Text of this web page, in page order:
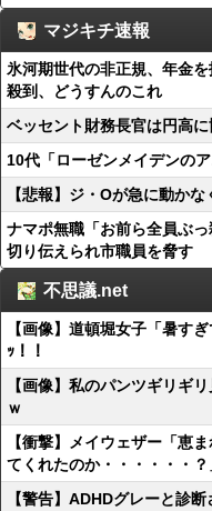
マジキチ速報
氷河期世代の非正規、年金
殺到、どうすんのこれ
ベッセント財務長官は円高
10代「ローゼンメイデンの
【悲報】ジ・Oが急に動かな
ナマポ無職「お前ら全員ぶ
切り伝えられ市職員を脅す
不思議.net
【画像】道頓堀女子「暑す
ｯ！！
【画像】私のパンツギリギ
ｗ
【衝撃】メイウェザー「恵
てくれたのか・・・・・・？
【警告】ADHDグレーと診